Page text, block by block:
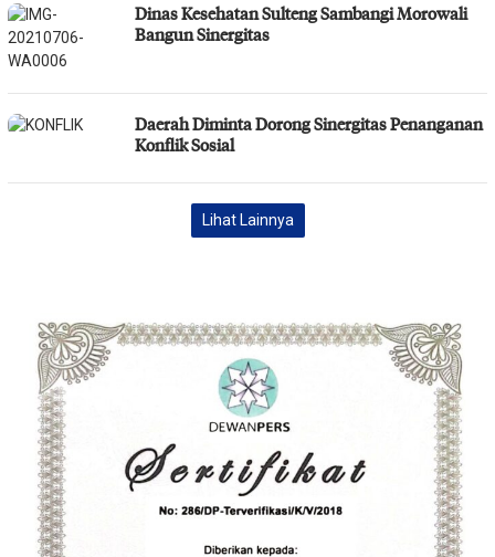
Dinas Kesehatan Sulteng Sambangi Morowali
Bangun Sinergitas
Daerah Diminta Dorong Sinergitas Penanganan
Konflik Sosial
Lihat Lainnya